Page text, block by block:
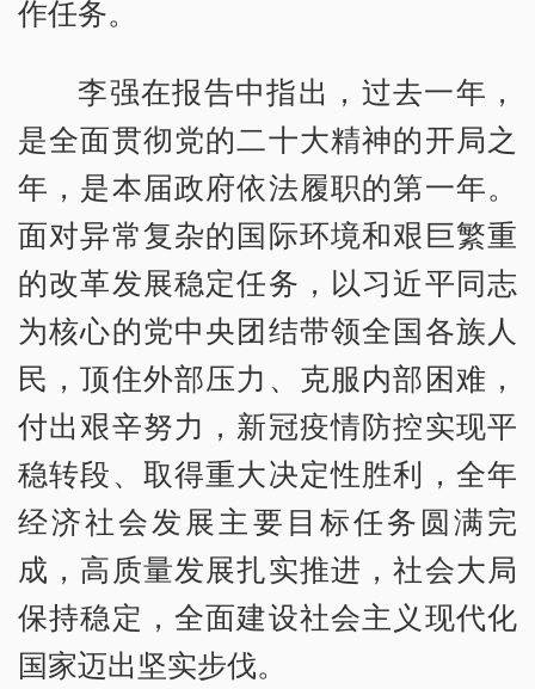
作任务。
李强在报告中指出，过去一年，
是全面贯彻党的二十大精神的开局之
年，是本届政府依法履职的第一年。
面对异常复杂的国际环境和艰巨繁重
的改革发展稳定任务，以习近平同志
为核心的党中央团结带领全国各族人
民，顶住外部压力、克服内部困难，
付出艰辛努力，新冠疫情防控实现平
稳转段、取得重大决定性胜利，全年
经济社会发展主要目标任务圆满完
成，高质量发展扎实推进，社会大局
保持稳定，全面建设社会主义现代化
国家迈出坚实步伐。